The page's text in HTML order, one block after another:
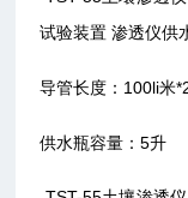
试验装置 渗透仪供
导管长度：100li米
供水瓶容量：5升